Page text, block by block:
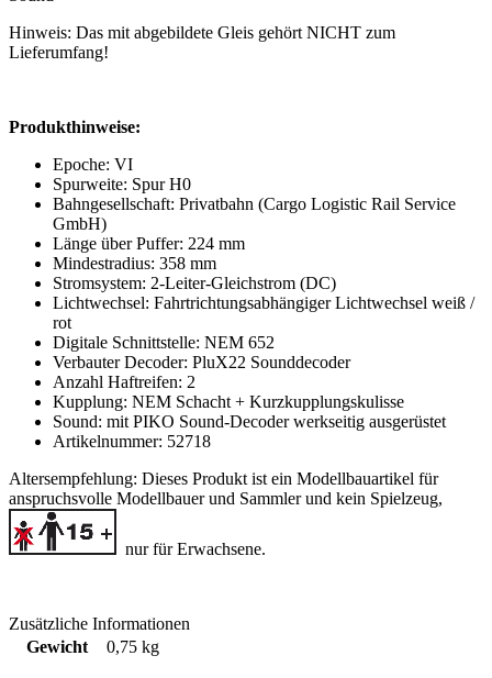
Hinweis: Das mit abgebildete Gleis gehört NICHT zum
Lieferumfang!
Produkthinweise:
Epoche: VI
Spurweite: Spur H0
Bahngesellschaft: Privatbahn (Cargo Logistic Rail Service
GmbH)
Länge über Puffer: 224 mm
Mindestradius: 358 mm
Stromsystem: 2-Leiter-Gleichstrom (DC)
Lichtwechsel: Fahrtrichtungsabhängiger Lichtwechsel weiß /
rot
Digitale Schnittstelle: NEM 652
Verbauter Decoder: PluX22 Sounddecoder
Anzahl Haftreifen: 2
Kupplung: NEM Schacht + Kurzkupplungskulisse
Sound: mit PIKO Sound-Decoder werkseitig ausgerüstet
Artikelnummer: 52718
Altersempfehlung: Dieses Produkt ist ein Modellbauartikel für
anspruchsvolle Modellbauer und Sammlerund kein Spielzeug,
nur für Erwachsene.
Zusätzliche Informationen
Gewicht
0,75 kg